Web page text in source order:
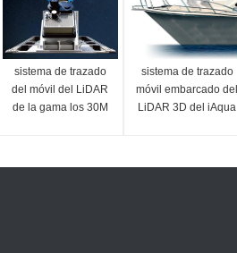
sistema de trazado
del móvil del LiDAR
de la gama los 30M
sistema de trazado
móvil embarcado del
LiDAR 3D del iAqua